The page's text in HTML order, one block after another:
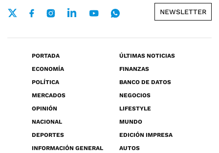
NEWSLETTER
PORTADA
ÚLTIMAS NOTICIAS
ECONOMÍA
FINANZAS
POLÍTICA
BANCO DE DATOS
MERCADOS
NEGOCIOS
OPINIÓN
LIFESTYLE
NACIONAL
MUNDO
DEPORTES
EDICIÓN IMPRESA
INFORMACIÓN GENERAL
AUTOS